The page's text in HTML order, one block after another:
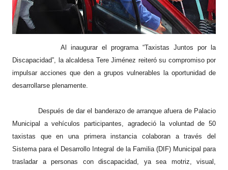
Al inaugurar el programa “Taxistas Juntos por la
Discapacidad”, la alcaldesa Tere Jiménez reiteró su compromiso por
impulsar acciones que den a grupos vulnerables la oportunidad de
desarrollarse plenamente.
Después de dar el banderazo de arranque afuera de Palacio
Municipal a vehículos participantes, agradeció la voluntad de 50
taxistas que en una primera instancia colaboran a través del
Sistema para el Desarrollo Integral de la Familia (DIF) Municipal para
trasladar a personas con discapacidad, ya sea motriz, visual,